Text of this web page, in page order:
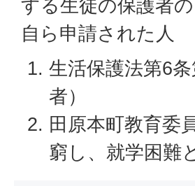
する生徒の保護者
自ら申請された人
生活保護法第6
者）
田原本町教育委
窮し、就学困難